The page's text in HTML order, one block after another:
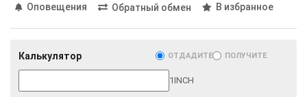
Stellar (XLM)
Tether (USDT)
Русский Стандарт RUB
RUB
УкрСиббанк UAH
Центр Кредит KZT
Элкарт KGS
Оповещения Обратный обмен В избранное
Калькулятор ОТДАДИТЕ ПОЛУЧИТЕ
1INCH